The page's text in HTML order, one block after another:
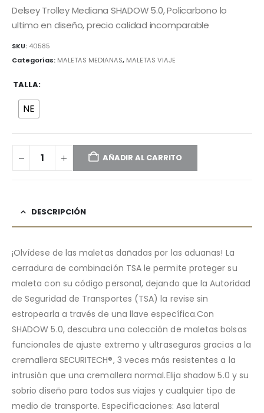
Delsey Trolley Mediana SHADOW 5.0, Policarbono lo
ultimo en diseño, precio calidad incomparable
SKU: 40585
Categorías: MALETAS MEDIANAS, MALETAS VIAJE
TALLA
NE
AÑADIR AL CARRITO
DESCRIPCIÓN
¡Olvídese de las maletas dañadas por las aduanas! La
cerradura de combinación TSA le permite proteger su
maleta con su código personal, dejando que la Autoridad
de Seguridad de Transportes (TSA) la revise sin
estropearla a través de una llave específica.Con
SHADOW 5.0, descubra una colección de maletas bolsas
funcionales de ajuste extremo y ultraseguras gracias a la
cremallera SECURITECH®, 3 veces más resistentes a la
intrusión que una cremallera normal.Elija shadow 5.0 y su
sobrio diseño para todos sus viajes y cualquier tipo de
medio de transporte. Especificaciones: Asa lateral